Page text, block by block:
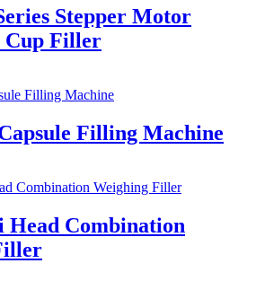
Stepper Motor
Cup Filler
Filling Machine
Combination